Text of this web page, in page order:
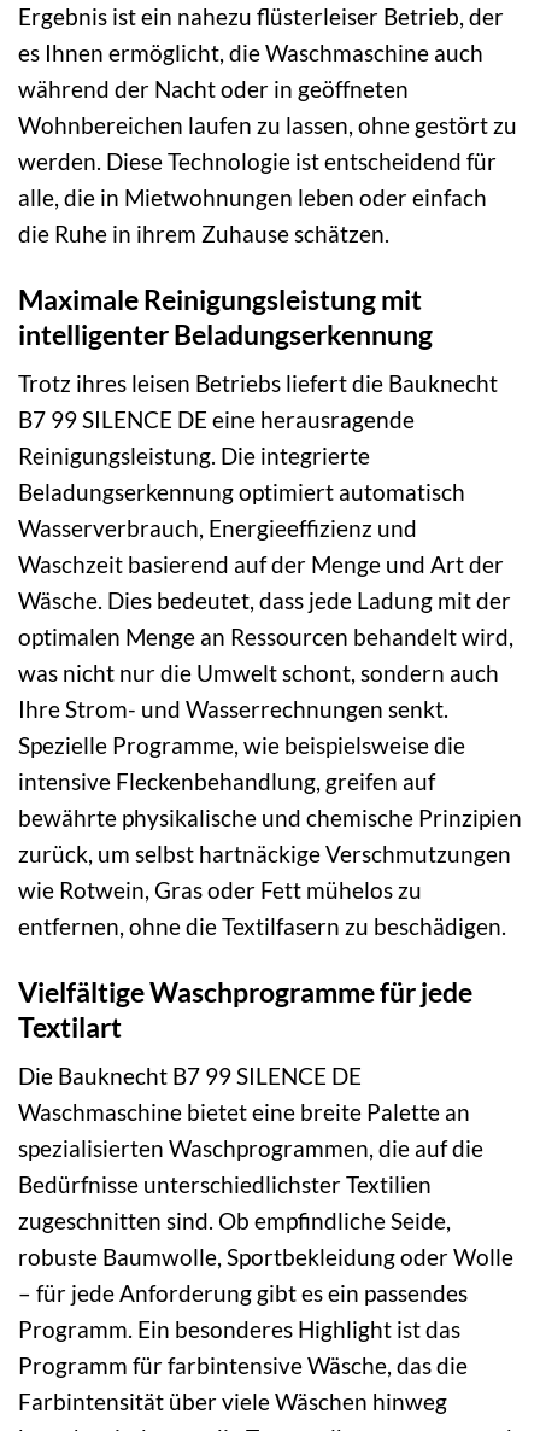
Ergebnis ist ein nahezu flüsterleiser Betrieb, der
es Ihnen ermöglicht, die Waschmaschine auch
während der Nacht oder in geöffneten
Wohnbereichen laufen zu lassen, ohne gestört zu
werden. Diese Technologie ist entscheidend für
alle, die in Mietwohnungen leben oder einfach
die Ruhe in ihrem Zuhause schätzen.
Maximale Reinigungsleistung mit
intelligenter Beladungserkennung
Trotz ihres leisen Betriebs liefert die Bauknecht
B7 99 SILENCE DE eine herausragende
Reinigungsleistung. Die integrierte
Beladungserkennung optimiert automatisch
Wasserverbrauch, Energieeffizienz und
Waschzeit basierend auf der Menge und Art der
Wäsche. Dies bedeutet, dass jede Ladung mit der
optimalen Menge an Ressourcen behandelt wird,
was nicht nur die Umwelt schont, sondern auch
Ihre Strom- und Wasserrechnungen senkt.
Spezielle Programme, wie beispielsweise die
intensive Fleckenbehandlung, greifen auf
bewährte physikalische und chemische Prinzipien
zurück, um selbst hartnäckige Verschmutzungen
wie Rotwein, Gras oder Fett mühelos zu
entfernen, ohne die Textilfasern zu beschädigen.
Vielfältige Waschprogramme für jede
Textilart
Die Bauknecht B7 99 SILENCE DE
Waschmaschine bietet eine breite Palette an
spezialisierten Waschprogrammen, die auf die
Bedürfnisse unterschiedlichster Textilien
zugeschnitten sind. Ob empfindliche Seide,
robuste Baumwolle, Sportbekleidung oder Wolle
– für jede Anforderung gibt es ein passendes
Programm. Ein besonderes Highlight ist das
Programm für farbintensive Wäsche, das die
Farbintensität über viele Wäschen hinweg